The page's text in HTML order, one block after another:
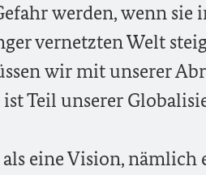
werden, wenn sie
vernetzten Welt
wir mit unserer
Teil unserer
eine Vision, nämlich